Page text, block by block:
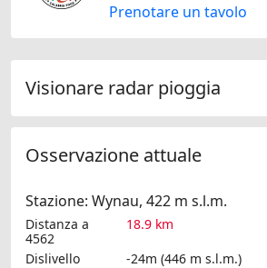
Prenotare un tavolo
Visionare radar pioggia
Osservazione attuale
Stazione: Wynau, 422 m s.l.m.
Distanza a
4562
18.9 km
Dislivello
-24m (446 m s.l.m.)